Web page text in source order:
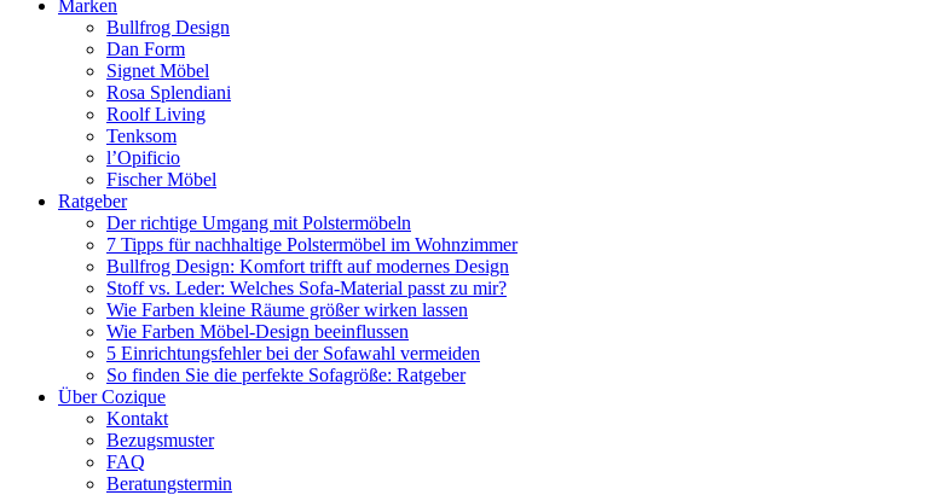
Marken
Bullfrog Design
Dan Form
Signet Möbel
Rosa Splendiani
Roolf Living
Tenksom
l’Opificio
Fischer Möbel
Ratgeber
Der richtige Umgang mit Polstermöbeln
7 Tipps für nachhaltige Polstermöbel im Wohnzimmer
Bullfrog Design: Komfort trifft auf modernes Design
Stoff vs. Leder: Welches Sofa-Material passt zu mir?
Wie Farben kleine Räume größer wirken lassen
Wie Farben Möbel-Design beeinflussen
5 Einrichtungsfehler bei der Sofawahl vermeiden
So finden Sie die perfekte Sofagröße: Ratgeber
Über Cozique
Kontakt
Bezugsmuster
FAQ
Beratungstermin